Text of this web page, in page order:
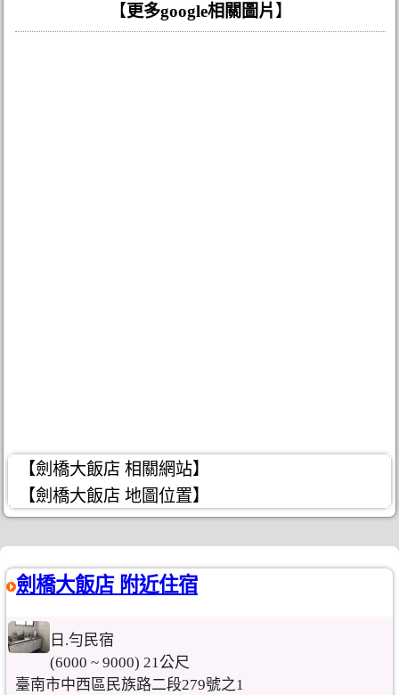
【更多google相關圖片】
【劍橋大飯店 相關網站】
【劍橋大飯店 地圖位置】
劍橋大飯店 附近住宿
日.勻民宿
(6000 ~ 9000) 21公尺
臺南市中西區民族路二段279號之1